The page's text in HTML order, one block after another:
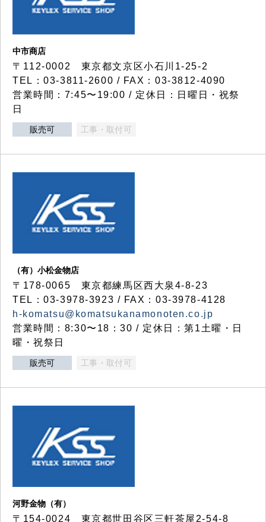
中市商店
〒112-0002 東京都文京区小石川1-25-2
TEL：03-3811-2600 / FAX：03-3812-4090
営業時間：7:45〜19:00 / 定休日：日曜日・祝祭
日
販売可 工事・取付可
（有）小松金物店
〒178-0065 東京都練馬区西大泉4-8-23
TEL：03-3978-3923 / FAX：03-3978-4128
h-komatsu@komatsukanamonoten.co.jp
営業時間：8:30〜18：30 / 定休日：第1土曜・日
曜・祝祭日
販売可 工事・取付可
河野金物（有）
〒154-0024 東京都世田谷区三軒茶屋2-54-8